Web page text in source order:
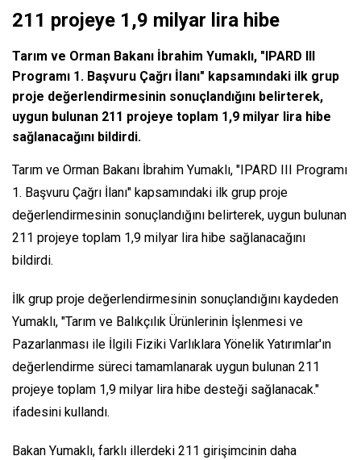
211 projeye 1,9 milyar lira hibe
Tarım ve Orman Bakanı İbrahim Yumaklı, "IPARD III
Programı 1. Başvuru Çağrı İlanı" kapsamındaki ilk grup
proje değerlendirmesinin sonuçlandığını belirterek,
uygun bulunan 211 projeye toplam 1,9 milyar lira hibe
sağlanacağını bildirdi.
Tarım ve Orman Bakanı İbrahim Yumaklı, "IPARD III Programı
1. Başvuru Çağrı İlanı" kapsamındaki ilk grup proje
değerlendirmesinin sonuçlandığını belirterek, uygun bulunan
211 projeye toplam 1,9 milyar lira hibe sağlanacağını
bildirdi.
İlk grup proje değerlendirmesinin sonuçlandığını kaydeden
Yumaklı, "Tarım ve Balıkçılık Ürünlerinin İşlenmesi ve
Pazarlanması ile İlgili Fiziki Varlıklara Yönelik Yatırımlar'ın
değerlendirme süreci tamamlanarak uygun bulunan 211
projeye toplam 1,9 milyar lira hibe desteği sağlanacak."
ifadesini kullandı.
Bakan Yumaklı, farklı illerdeki 211 girişimcinin daha